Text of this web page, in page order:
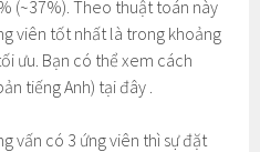
(~37%). Theo thuật toán này
viên tốt nhất là trong khoảng
ưu. Bạn có thể xem cách
tiếng Anh) tại đây .
vấn có 3 ứng viên thì sự đặt